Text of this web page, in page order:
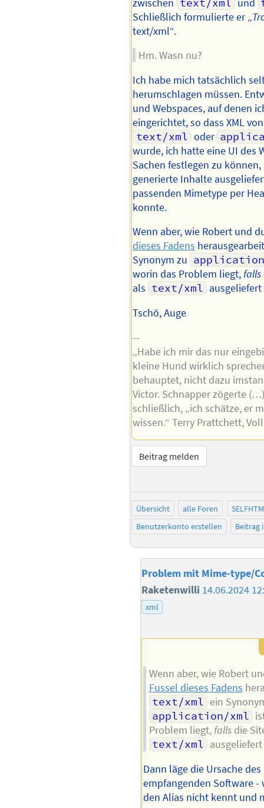
zwischen text/xml und
Schließlich formulierte er „
text/xml“.
Hm. Wasn nu?
Ich habe mich tatsächlich
herumschlagen müssen.
und Webspaces, auf denen
eingerichtet, so dass XML
text/xml oder
wurde, ich hatte eine UI des
Sachen festlegen zu
generierte Inhalte
passenden Mimetype per
konnte.
Wenn aber, wie Robert und
dieses Fadens
Synonym zu
worin das Problem liegt,falls
als text/xml
Tschö, Auge
--
„Habe ich mir das nur
kleine Hund wirklich
behauptet, nicht dazu
Victor. Schnapper zögerte
schließlich, „ich schätze, er
wissen.“ Terry Prattchett,
Beitrag melden
Übersicht alle Foren
Benutzerkonto erstellen
Beitrag
Problem mit Mime-type/
Raketenwilli 14.06.2024
xml
Wenn aber, wie Robert
Fussel dieses Fadens
text/xml ein
application/xml
Problem liegt, fallsdie
text/xml
Dann läge die Ursache
empfangenden Software -
den Alias nicht kennt und